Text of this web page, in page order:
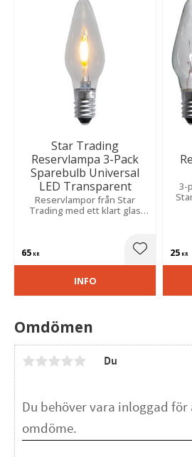
Omdömen
Du
Star Trading
Reservlampa 3-Pack
Sparebulb Universal
LED Transparent
Reservlampor från Star
Trading med ett klart glas
till 4-10 armade ljusstakar.
65 KR Lägg till i
INFO
3-
25 KR